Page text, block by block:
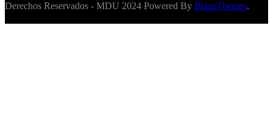
Derechos Reservados - MDU 2024 Powered By BlazeThemes.